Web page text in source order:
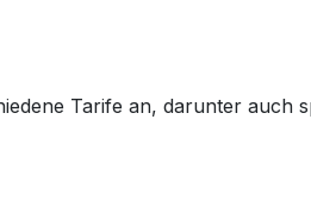
Tarife an, darunter auch